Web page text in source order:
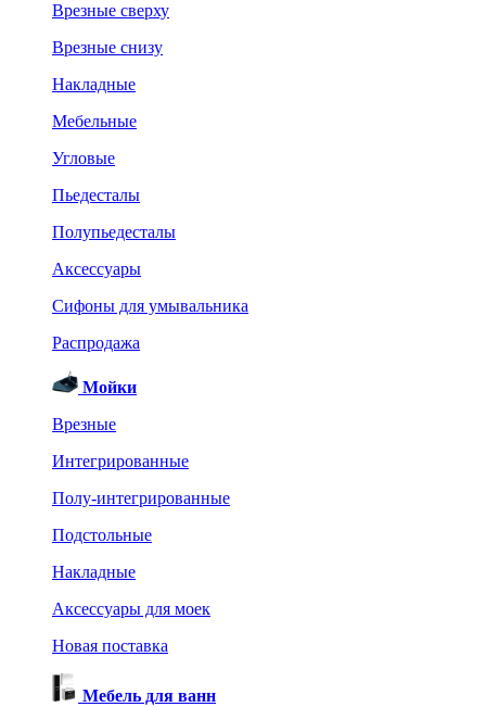
Врезные сверху
Врезные снизу
Накладные
Мебельные
Угловые
Пьедесталы
Полупьедесталы
Аксессуары
Сифоны для умывальника
Распродажа
Мойки
Врезные
Интегрированные
Полу-интегрированные
Подстольные
Накладные
Аксессуары для моек
Новая поставка
Мебель для ванн